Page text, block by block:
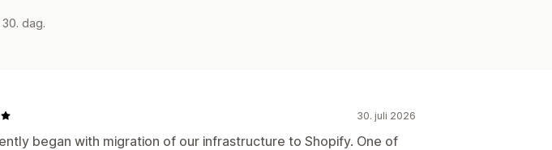
dag.
30. juli 2026
began with migration of our infrastructure to Shopify. One of